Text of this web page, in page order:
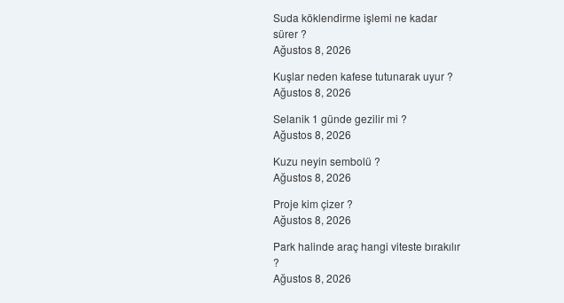
Suda köklendirme işlemi ne kadar
sürer ?
Ağustos 8, 2026
Kuşlar neden kafese tutunarak uyur ?
Ağustos 8, 2026
Selanik 1 günde gezilir mi ?
Ağustos 8, 2026
Kuzu neyin sembolü ?
Ağustos 8, 2026
Proje kim çizer ?
Ağustos 8, 2026
Park halinde araç hangi viteste bırakılır
?
Ağustos 8, 2026